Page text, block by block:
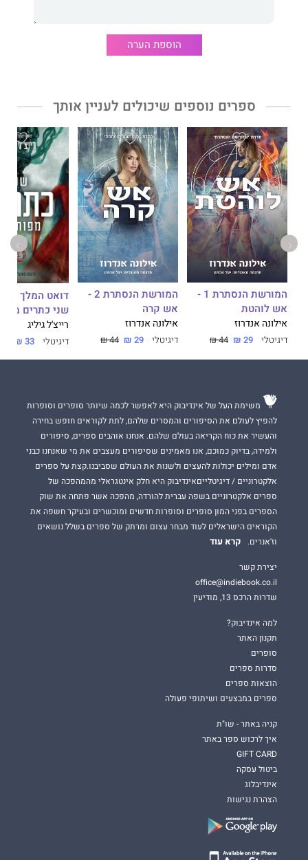
הוספת הערה
ספרים נוספים שיכולים לעניין אותך
המורשת הנסתרת 1 -
אש לוהטת
אילונה אנדרוז
דיגיטלי 29 ₪
44 ₪
המורשת הנסתרת 2 -
אש קרה
אילונה אנדרוז
דיגיטלי 29 ₪
44 ₪
שני כתרים
רייצ'ל גיליג
דיגיטלי 33 ₪
משימת העל של אינדיבוק היא לאפשר לכמה שיותר סופרים וסופרות
להפיץ לעולם את הסיפורים והמסרים שלהם, לתת לקוראים חופש בחירה
והעשיר את כוח הקריאה בעולם שלהם. אנחנו אוהבים ספרים, סיפורים
ולמידה, בדיוק כמוכם, אנו מאמינים שסיפורים מעצבים את מי שאנחנו כבני
אדם ומילים יכולות להעצים ולשנות את העולם שסביבנו.קצת על ספרים
אלקטרוניים / דיגיטלייםאינדיבוק היא חלק אינטגראלי מהמהפכה של
ספרים אלקטרוניים בשפה עברית להורדה, מהפכה אשר פתחה את שוק
הספרים בפני המון סופרים וסופרות חדשים ומוכשרים ובעיקר חשפה את
הקוראים הישראלים לעוד מבחר עצום ומרתק של ספרים בשלל נושאים
וז'אנרים.
קרא עוד
יצירת קשר
office@indiebook.co.il
שדרות הרכס 13, מודיעין
למה אינדיבוק?
תקנון האתר
סופרים
סדרות ספרים
הוצאות ספרים
ספרים במבצעים ושיתופי פעולה
קניה באתר - שו"ת
איך לרכוש ספר באתר
GIFT CARD
ביטול עסקה
אינדיבלוג
הצהרת נגישות